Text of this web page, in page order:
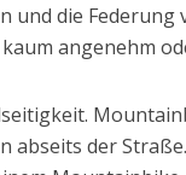
die
angenehm
der